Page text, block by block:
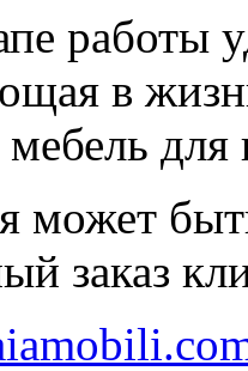
работы
в
может
заказ